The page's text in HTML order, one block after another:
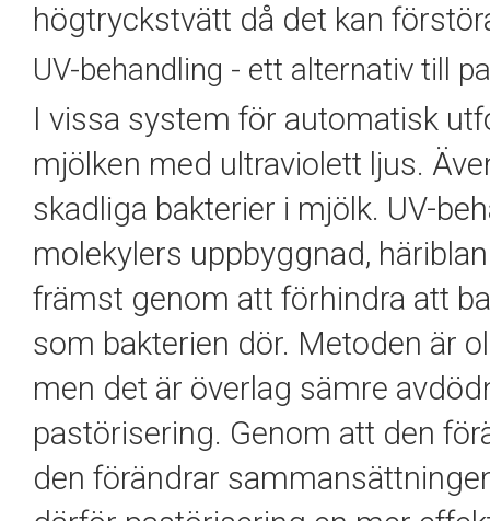
högtryckstvätt då det kan
UV-behandling - ett alternativ till
I vissa system för automatisk
mjölken med ultraviolett ljus.
skadliga bakterier i mjölk. UV-
molekylers uppbyggnad,
främst genom att förhindra att
som bakterien dör. Metoden är
men det är överlag sämre
pastörisering. Genom att den
den förändrar